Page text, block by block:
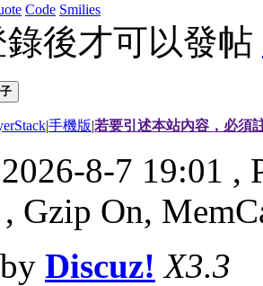
Code Smilies
後才可以發帖
|手機版|若要引述本站內容，必須
8-7 19:01 ,
Gzip On,
Discuz! X3.3